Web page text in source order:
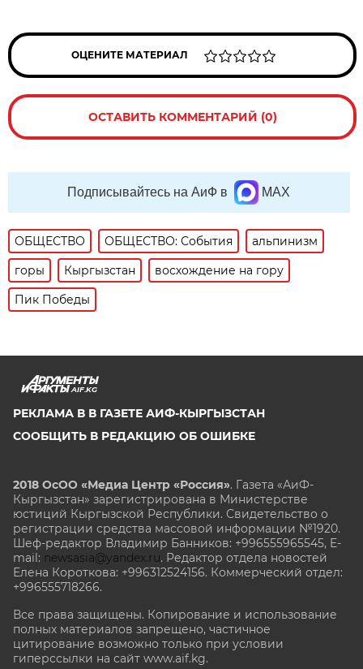
ОЦЕНИТЕ МАТЕРИАЛ
ОСТАВИТЬ КОММЕНТАРИЙ (0)
Подписывайтесь на АиФ в MAX
ОБЩЕСТВО ОБЩЕСТВО: События
альпинизм
горы
Кыргызстан
восхождение на гору
Пик Победы
AIF.KG
РЕКЛАМА В В ГАЗЕТЕ АИФ-КЫРГЫЗСТАН
СООБЩИТЬ В РЕДАКЦИЮ ОБ ОШИБКЕ
2018 ОсОО «Медиа Центр «Россия». Газета «АиФ-
Кыргызстан» зарегистрирована в Министерстве
юстиций Кыргызской Республики. Свидетельство о
регистрации средства массовой информации №1920.
Шеф-редактор Владимир Банников: +996555965545, E-
mail: newsasia@yandex.ru. Редактор отдела новостей
Елена Короткова: +996312524156. Коммерческий отдел:
+996555718266.
Все права защищены. Копирование и использование
полных материалов запрещено, частичное
цитирование возможно только при условии
гиперссылки на сайт www.aif.kg.